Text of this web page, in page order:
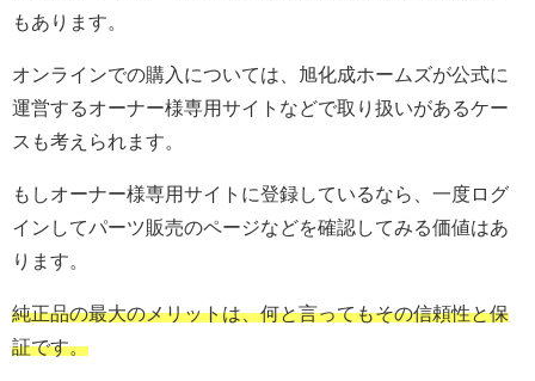
もあります。
オンラインでの購入については、旭化成ホームズが公式に
運営するオーナー様専用サイトなどで取り扱いがあるケー
スも考えられます。
もしオーナー様専用サイトに登録しているなら、一度ログ
インしてパーツ販売のページなどを確認してみる価値はあ
ります。
純正品の最大のメリットは、何と言ってもその信頼性と保
証です。